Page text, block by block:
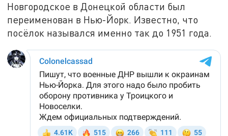
Новгородское в Донецкой области был
переименован в Нью-Йорк. Известно, что
посёлок назывался именно так до 1951 года.